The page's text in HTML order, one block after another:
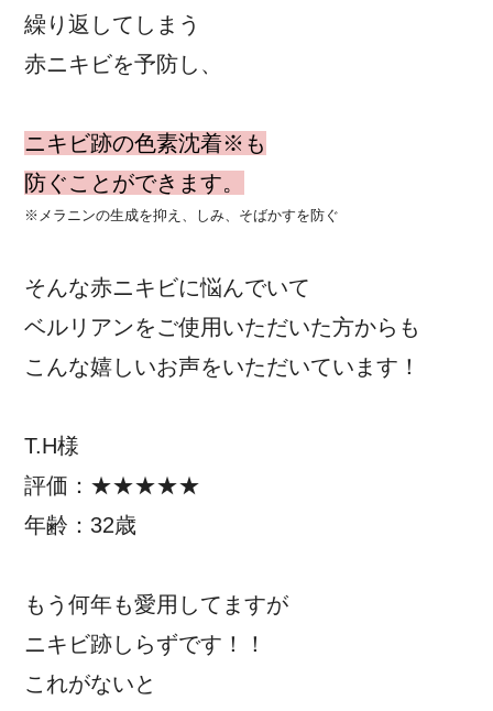
繰り返してしまう
赤ニキビを予防し、
ニキビ跡の色素沈着※も
防ぐことができます。
※メラニンの生成を抑え、しみ、そばかすを防ぐ
そんな赤ニキビに悩んでいて
ベルリアンをご使用いただいた方からも
こんな嬉しいお声をいただいています！
T.H様
評価：★★★★★
年齢：32歳
もう何年も愛用してますが
ニキビ跡しらずです！！
これがないと